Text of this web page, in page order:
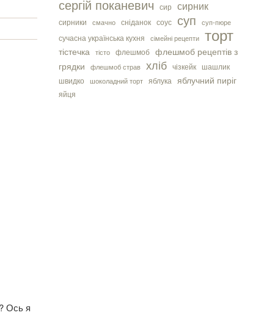
сергiй поканевич сир сирник
сирники смачно сніданок соус суп суп-пюре
сучасна українська кухня сімейні рецепти торт
тістечка тісто флешмоб
флешмоб рецептів з
грядки
флешмоб страв хліб чізкейк
шашлик
швидко
шоколадний торт яблука яблучний пиріг
яйця
Ось я